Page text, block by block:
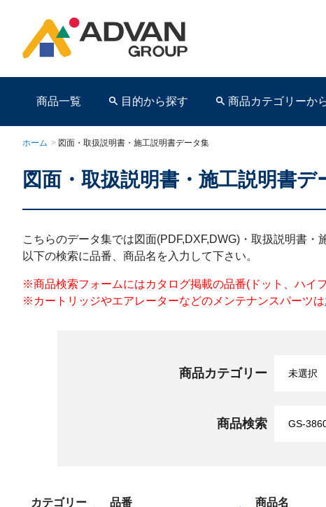
商品一覧 目的から探す 商品カテゴリーか
ホーム > 図面・取扱説明書・施工説明書データ集
図面・取扱説明書・施工説明書デ
こちらのデータ集では図面(PDF,DXF,DWG)・取扱説明書・
以下の検索に品番、商品名を入力して下さい。
※商品検索フォームにはカタログ掲載の品番(ドット、ハイ
※カートリッジやエアレーターなどのメンテナンスパーツは
商品カテゴリー
商品検索
カテゴリー 品番 商品名